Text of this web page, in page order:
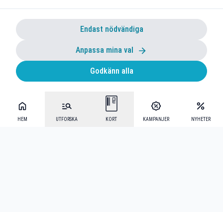
HEM UTFORSKA KORT KAMPANJER NYHETER
Endast nödvändiga
Anpassa mina val
Godkänn alla